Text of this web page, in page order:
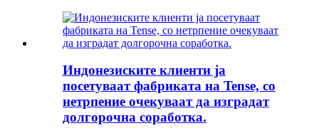
Индонезиските клиенти ја
посетуваат фабриката на Tense, со
нетрпение очекуваат да изградат
долгорочна соработка.